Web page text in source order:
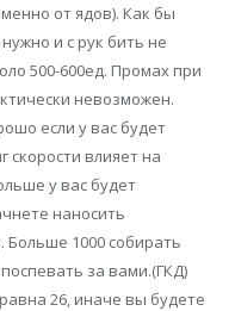
от ядов). Как бы
и с рук бить не
500-600ед. Промах при
невозможен.
если у вас будет
скорости влияет на
у вас будет
наносить
Больше 1000 собирать
за вами.(ГКД)
26, иначе вы будете